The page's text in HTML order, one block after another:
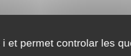
et permet controlar les